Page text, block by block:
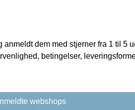
dem med stjerner fra 1 til 5
betingelser,
webshops